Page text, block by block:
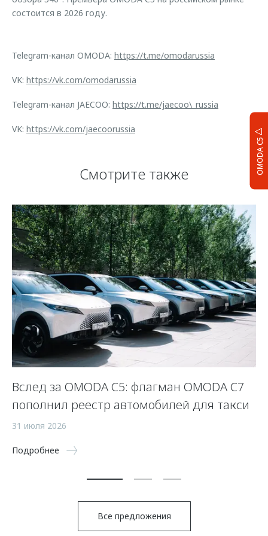
OMODA C5
состоится в 2026 году.
Telegram-канал OMODA: https://t.me/omodarussia
VK: https://vk.com/omodarussia
Telegram-канал JAECOO: https://t.me/jaecoo\_russia
VK: https://vk.com/jaecoorussia
Смотрите также
Вслед за OMODA C5: флагман OMODA C7
пополнил реестр автомобилей для такси
31 июля 2026
Подробнее
Все предложения